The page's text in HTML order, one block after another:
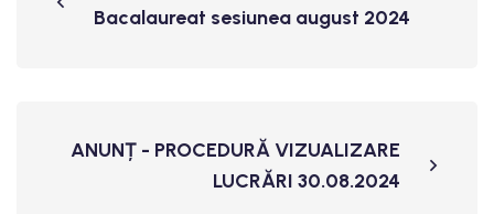
Bacalaureat sesiunea august 2024
ANUNȚ - PROCEDURĂ VIZUALIZARE
LUCRĂRI 30.08.2024